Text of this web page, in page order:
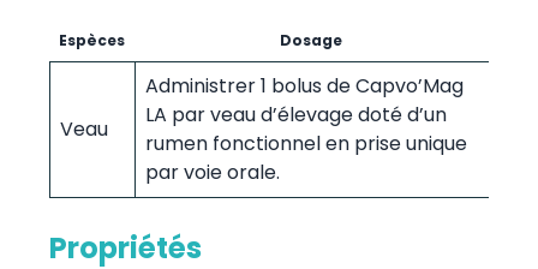
Espèces Dosage
Veau
Administrer 1 bolus de Capvo’Mag
LA par veau d’élevage doté d’un
rumen fonctionnel en prise unique
par voie orale.
Propriétés